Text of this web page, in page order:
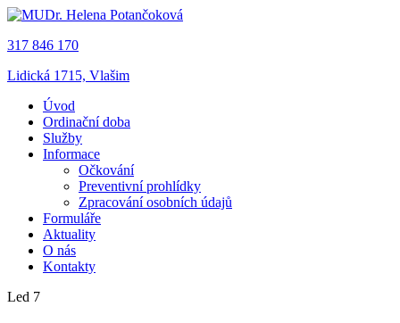
317 846 170
Lidická 1715, Vlašim
Úvod
Ordinační doba
Služby
Informace
Očkování
Preventivní prohlídky
Zpracování osobních údajů
Formuláře
Aktuality
O nás
Kontakty
Led 7